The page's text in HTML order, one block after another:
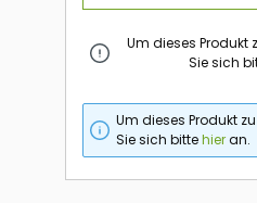
Um dieses Produkt
Sie sich
Um dieses Produkt
Sie sich bittehieran.